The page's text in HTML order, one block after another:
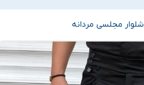
شلوار مجلسی مردانه